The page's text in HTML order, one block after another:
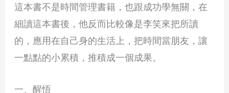
這本書不是時間管理書籍，也跟成功學無關，在
細讀這本書後，他反而比較像是李笑來把所讀
的，應用在自己身的生活上，把時間當朋友，讓
一點點的小累積，推積成一個成果。
一、醒悟